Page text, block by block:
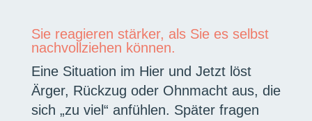
Sie reagieren stärker, als Sie es selbst
nachvollziehen können.
Eine Situation im Hier und Jetzt löst
Ärger, Rückzug oder Ohnmacht aus, die
sich „zu viel“ anfühlen. Später fragen